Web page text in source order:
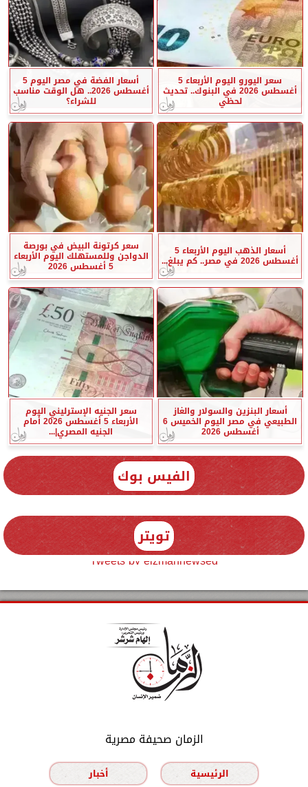
سعر اليورو اليوم الأربعاء 5
أغسطس 2026 في البنوك.. تحديث
لحظي
أسعار الفضة في مصر اليوم 5
أغسطس 2026.. هل الوقت مناسب
للشراء؟
أسعار الذهب اليوم الأربعاء 5
أغسطس 2026 في مصر.. كم يبلغ...
سعر كرتونة البيض في بورصة
الدواجن وللمستهلك اليوم الأربعاء
5 أغسطس 2026
أسعار البنزين والسولار والغاز
الطبيعي في مصر اليوم الخميس 6
أغسطس 2026
سعر الجنيه الإسترليني اليوم
الأربعاء 5 أغسطس 2026 أمام
الجنيه المصري|...
الفيس بوك
تويتر
Tweets by elzmannewseg
الزمان صحيفة مصرية
الرئيسية
أخبار